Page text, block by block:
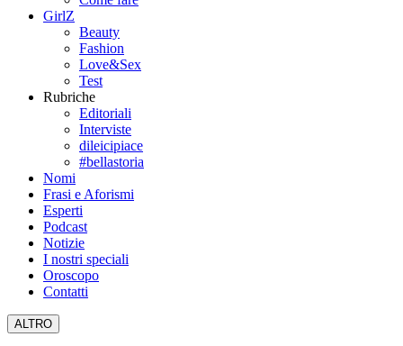
GirlZ
Beauty
Fashion
Love&Sex
Test
Rubriche
Editoriali
Interviste
dileicipiace
#bellastoria
Nomi
Frasi e Aforismi
Esperti
Podcast
Notizie
I nostri speciali
Oroscopo
Contatti
ALTRO